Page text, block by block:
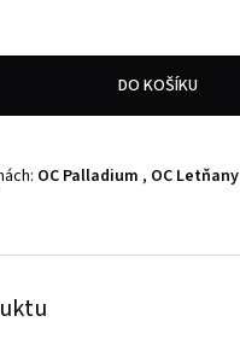
DO KOŠÍKU
OC Palladium , OC Letňany